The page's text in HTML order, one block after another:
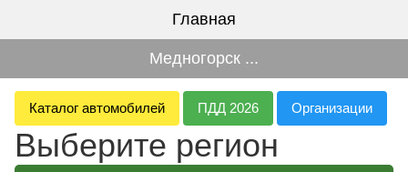
Главная
Медногорск ...
Каталог автомобилей ПДД 2026 Организации
Выберите регион